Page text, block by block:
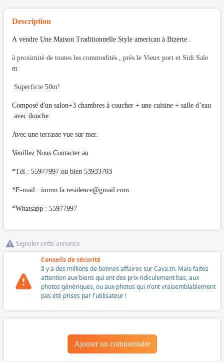
Description
A vendre Une Maison Traditionnelle Style american à Bizerte .
à proximité de toutes les commodités , prés le Vieux port et Sidi Sale
m
Superficie 50m²
Composé d'un salon+3 chambres à coucher + une cuisine + salle d’eau
avec douche.
Avec une terrasse vue sur mer.
Veuillez Nous Contacter au
*Tél : 55977997 ou bien 53933703
*E-mail : immo.la.residence@gmail.com
*Whatsapp : 55977997
Signaler cette annonce
Conseils de sécurité
Il y a des millions de bonnes affaires sur Cava.tn. Mais faites
attention aux biens qui ont des prix ridiculement bas, aux
photos génériques, ou aux photos qui n'ont vraisemblablement
pas été prises par l'utilisateur !
Ajouter un commentaire